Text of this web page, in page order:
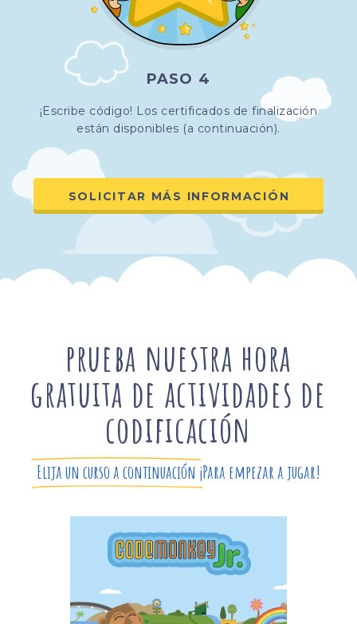
PASO 4
¡Escribe código! Los certificados de finalización
están disponibles (a continuación).
SOLICITAR MÁS INFORMACIÓN
prueba nuestra hora
gratuita de actividades de
codificación
Elija un curso a continuación ¡Para empezar a jugar!